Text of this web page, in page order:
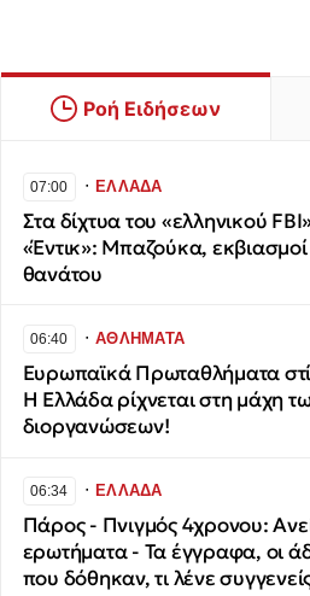
Ροή Ειδήσεων
07:00 ∙ΕΛΛΑΔΑ
Στα δίχτυα του «ελληνικού
«Έντικ»: Μπαζούκα,
θανάτου
06:40 ∙ΑΘΛΗΜΑΤΑ
Ευρωπαϊκά Πρωταθλήματα
Η Ελλάδα ρίχνεται στη μάχη
διοργανώσεων!
06:34 ∙ΕΛΛΑΔΑ
Πάρος - Πνιγμός 4χρονου:
ερωτήματα - Τα έγγραφα, οι
που δόθηκαν, τι λένε